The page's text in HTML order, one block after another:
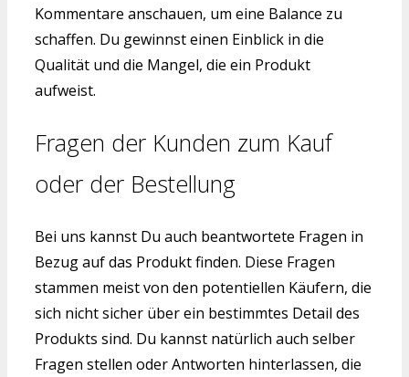
Kommentare anschauen, um eine Balance zu
schaffen. Du gewinnst einen Einblick in die
Qualität und die Mangel, die ein Produkt
aufweist.
Fragen der Kunden zum Kauf
oder der Bestellung
Bei uns kannst Du auch beantwortete Fragen in
Bezug auf das Produkt finden. Diese Fragen
stammen meist von den potentiellen Käufern, die
sich nicht sicher über ein bestimmtes Detail des
Produkts sind. Du kannst natürlich auch selber
Fragen stellen oder Antworten hinterlassen, die